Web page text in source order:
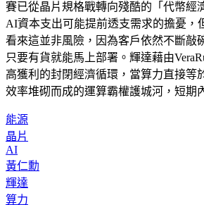
賽已從晶片規格戰轉向殘酷的「代幣經
AI資本支出可能提前透支需求的擔憂，
看來這並非風險，因為客戶依然不斷敲
只要有貨就能馬上部署。輝達藉由
高獲利的封閉經濟循環，當算力直接等
效率堆砌而成的運算霸權護城河，短期
能源
晶片
AI
黃仁勳
輝達
算力